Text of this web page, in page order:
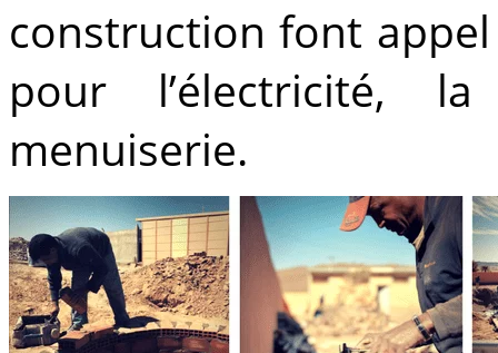
construction font
pour l’électricité,
menuiserie.